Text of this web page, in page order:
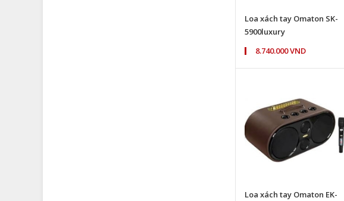
Loa xách tay Omaton SK-
5900luxury
8.740.000 VND
Loa xách tay Omaton EK-